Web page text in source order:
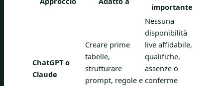
importante
ChatGPT o
Claude
Creare prime
tabelle,
strutturare
prompt, regole e
Nessuna
disponibilità
live affidabile,
qualifiche,
assenze o
conferme